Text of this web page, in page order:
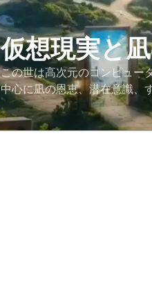
仮想現実と
この世は高次元のコンピュー
中心に凪の恩恵、潜在意識、